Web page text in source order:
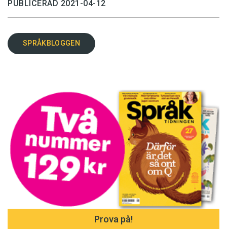
PUBLICERAD 2021-04-12
SPRÅKBLOGGEN
Prova på!